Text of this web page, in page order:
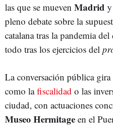
las que se mueven Madrid y
pleno debate sobre la
catalana tras la pandemia
todo tras los ejercicios del
La conversación pública
como lafiscalidad o las
ciudad, con actuaciones
Museo Hermitage en el